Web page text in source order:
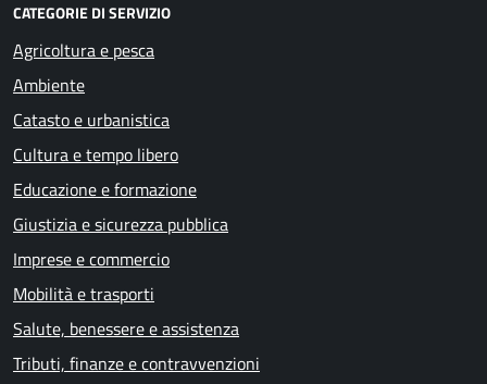
CATEGORIE DI SERVIZIO
Agricoltura e pesca
Ambiente
Catasto e urbanistica
Cultura e tempo libero
Educazione e formazione
Giustizia e sicurezza pubblica
Imprese e commercio
Mobilità e trasporti
Salute, benessere e assistenza
Tributi, finanze e contravvenzioni